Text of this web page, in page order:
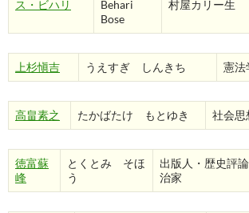
ス・ビハリ
Behari
Bose
村屋カリー生
上杉愼吉 うえすぎ しんきち 憲法
高畠素之 たかばたけ もとゆき 社会思
徳富蘇
峰
とくとみ そほ
う
出版人・歴史評
治家